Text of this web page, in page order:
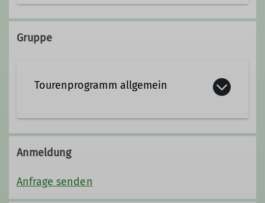
Qualifikationen
Gruppe
Tourenprogramm allgemein
Anmeldung
Anfrage senden